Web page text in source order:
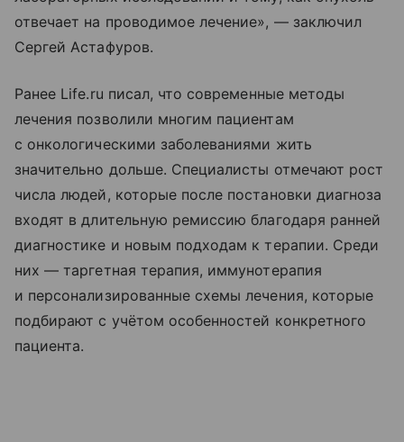
отвечает на проводимое лечение», — заключил
Сергей Астафуров.
Ранее Life.ru писал, что современные методы
лечения позволили многим пациентам
с онкологическими заболеваниями жить
значительно дольше. Специалисты отмечают рост
числа людей, которые после постановки диагноза
входят в длительную ремиссию благодаря ранней
диагностике и новым подходам к терапии. Среди
них — таргетная терапия, иммунотерапия
и персонализированные схемы лечения, которые
подбирают с учётом особенностей конкретного
пациента.